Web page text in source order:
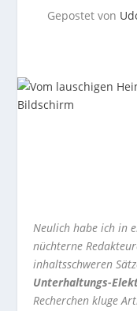
Gepostet von
Neulich habe ich in
nüchterne
inhaltsschweren
Unterhaltungs-
Recherchen kluge